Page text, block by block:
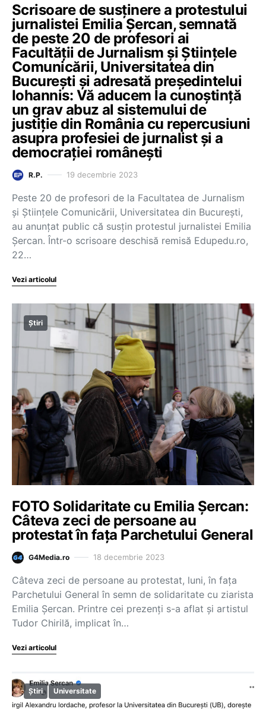
Scrisoare de susținere a protestului
jurnalistei Emilia Șercan, semnată
de peste 20 de profesori ai
Facultății de Jurnalism și Științele
Comunicării, Universitatea din
București și adresată președintelui
Iohannis: Vă aducem la cunoștință
un grav abuz al sistemului de
justiție din România cu repercusiuni
asupra profesiei de jurnalist și a
democrației românești
R.P. 19 decembrie 2023
Peste 20 de profesori de la Facultatea de Jurnalism
și Științele Comunicării, Universitatea din București,
au anunțat public că susțin protestul jurnalistei Emilia
Șercan. Într-o scrisoare deschisă remisă Edupedu.ro,
22…
Vezi articolul
Știri
FOTO Solidaritate cu Emilia Șercan:
Câteva zeci de persoane au
protestat în fața Parchetului General
G4Media.ro 18 decembrie 2023
Câteva zeci de persoane au protestat, luni, în fața
Parchetului General în semn de solidaritate cu ziarista
Emilia Șercan. Printre cei prezenți s-a aflat și artistul
Tudor Chirilă, implicat în…
Vezi articolul
Știri Universitate